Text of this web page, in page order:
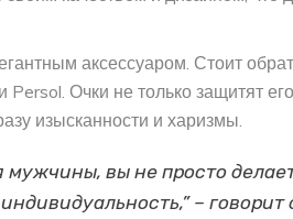
аксессуаром. Стоит
Очки не только защитят
изысканности и харизмы.
мужчины, вы не просто
– говорит